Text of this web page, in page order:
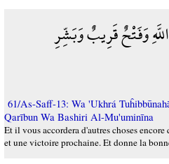
وَفَتْحٌ قَرِيبٌ وَبَشِّرِ
61/As-Saff-13: Wa 'Ukhrá
Qarībun Wa Bashiri Al-Mu'uminīna
Et il vous accordera d'autres choses
et une victoire prochaine. Et donne la